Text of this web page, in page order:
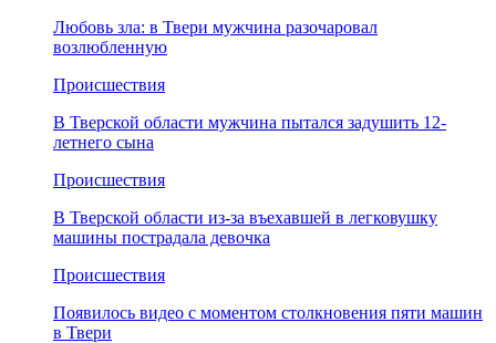
Любовь зла: в Твери мужчина разочаровал
возлюбленную
Происшествия
В Тверской области мужчина пытался задушить 12-
летнего сына
Происшествия
В Тверской области из-за въехавшей в легковушку
машины пострадала девочка
Происшествия
Появилось видео с моментом столкновения пяти машин
в Твери